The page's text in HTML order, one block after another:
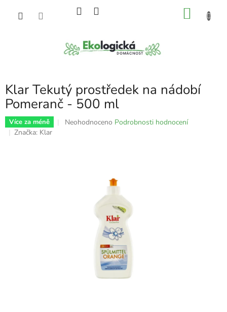
Klar Tekutý prostředek na nádobí
Pomeranč - 500 ml
Více za méně
Průměrné
Neohodnoceno Podrobnosti hodnocení
Značka: Klar